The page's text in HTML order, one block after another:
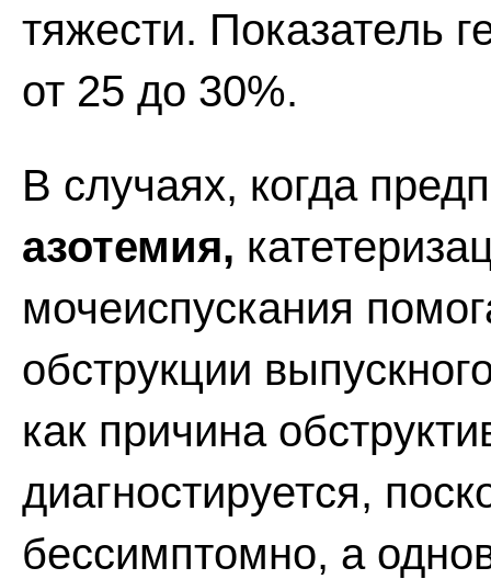
тяжести. Показатель
от 25 до 30%.
В случаях, когда
азотемия,
мочеиспускания
обструкции
как причина
диагностируется,
бессимптомно, а